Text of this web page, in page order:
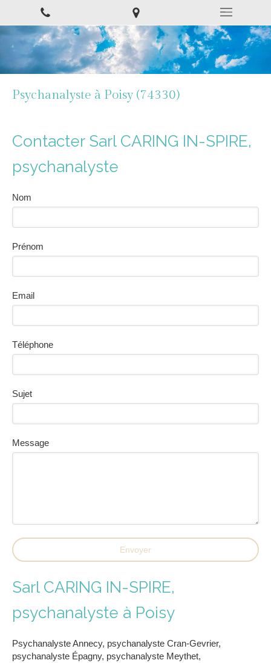
Psychanalyste à Poisy (74330)
Contacter Sarl CARING IN-SPIRE,
psychanalyste
Nom
Prénom
Email
Téléphone
Sujet
Message
Envoyer
Sarl CARING IN-SPIRE,
psychanalyste à Poisy
Psychanalyste Annecy, psychanalyste Cran-Gevrier,
psychanalyste Épagny, psychanalyste Meythet,